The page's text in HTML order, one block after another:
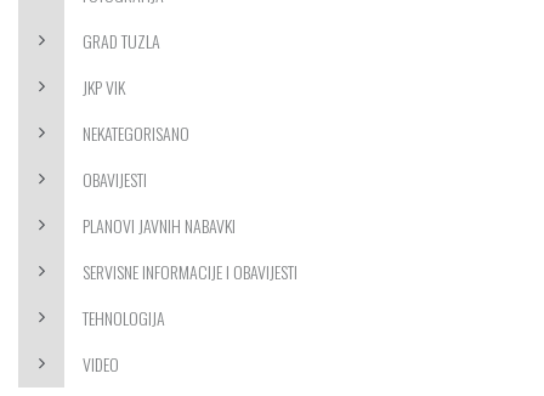
GRAD TUZLA
JKP VIK
NEKATEGORISANO
OBAVIJESTI
PLANOVI JAVNIH NABAVKI
SERVISNE INFORMACIJE I OBAVIJESTI
TEHNOLOGIJA
VIDEO